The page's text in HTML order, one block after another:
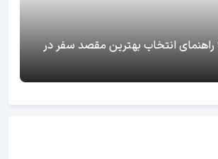
راهنمای انتخاب بهترین مقصد سفر در